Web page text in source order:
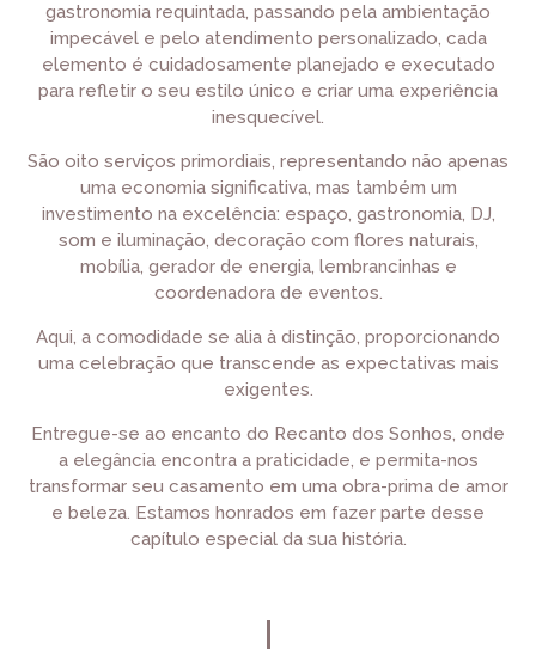
gastronomia requintada, passando pela ambientação
impecável e pelo atendimento personalizado, cada
elemento é cuidadosamente planejado e executado
para refletir o seu estilo único e criar uma experiência
inesquecível.
São oito serviços primordiais, representando não apenas
uma economia significativa, mas também um
investimento na excelência: espaço, gastronomia, DJ,
som e iluminação, decoração com flores naturais,
mobília, gerador de energia, lembrancinhas e
coordenadora de eventos.
Aqui, a comodidade se alia à distinção, proporcionando
uma celebração que transcende as expectativas mais
exigentes.
Entregue-se ao encanto do Recanto dos Sonhos, onde
a elegância encontra a praticidade, e permita-nos
transformar seu casamento em uma obra-prima de amor
e beleza. Estamos honrados em fazer parte desse
capítulo especial da sua história.